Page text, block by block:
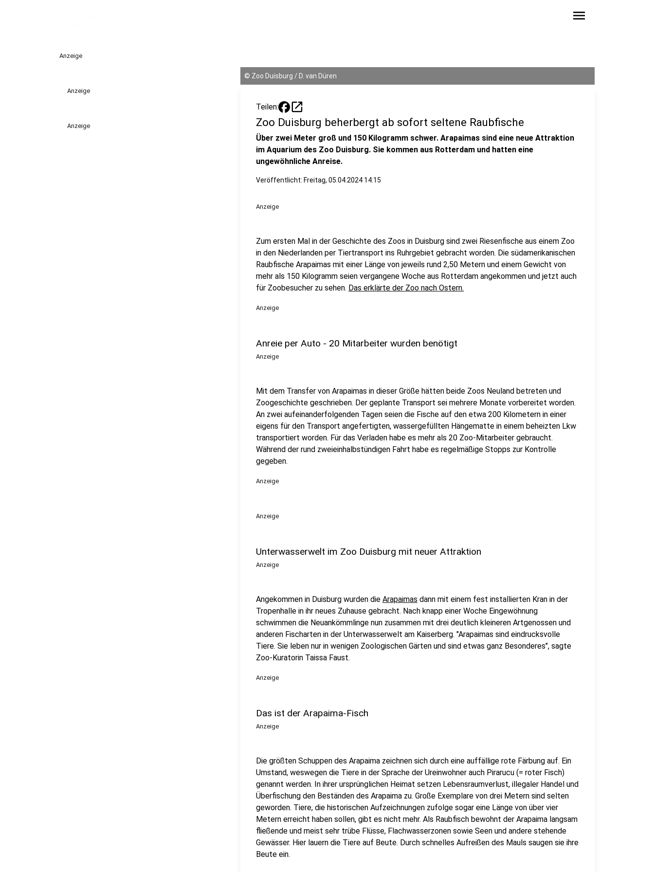
menu
Anzeige
Anzeige
Anzeige
© Zoo Duisburg / D. van Düren
Teilen: open_in_new
Zoo Duisburg beherbergt ab sofort seltene Raubfische
Über zwei Meter groß und 150 Kilogramm schwer. Arapaimas sind eine neue Attraktion
im Aquarium des Zoo Duisburg. Sie kommen aus Rotterdam und hatten eine
ungewöhnliche Anreise.
Veröffentlicht: Freitag, 05.04.2024 14:15
Anzeige
Zum ersten Mal in der Geschichte des Zoos in Duisburg sind zwei Riesenfische aus einem Zoo
in den Niederlanden per Tiertransport ins Ruhrgebiet gebracht worden. Die südamerikanischen
Raubfische Arapaimas mit einer Länge von jeweils rund 2,50 Metern und einem Gewicht von
mehr als 150 Kilogramm seien vergangene Woche aus Rotterdam angekommen und jetzt auch
für Zoobesucher zu sehen. Das erklärte der Zoo nach Ostern.
Anzeige
Anreie per Auto - 20 Mitarbeiter wurden benötigt
Anzeige
Mit dem Transfer von Arapaimas in dieser Größe hätten beide Zoos Neuland betreten und
Zoogeschichte geschrieben. Der geplante Transport sei mehrere Monate vorbereitet worden.
An zwei aufeinanderfolgenden Tagen seien die Fische auf den etwa 200 Kilometern in einer
eigens für den Transport angefertigten, wassergefüllten Hängematte in einem beheizten Lkw
transportiert worden. Für das Verladen habe es mehr als 20 Zoo-Mitarbeiter gebraucht.
Während der rund zweieinhalbstündigen Fahrt habe es regelmäßige Stopps zur Kontrolle
gegeben.
Anzeige
Anzeige
Unterwasserwelt im Zoo Duisburg mit neuer Attraktion
Anzeige
Angekommen in Duisburg wurden die Arapaimas dann mit einem fest installierten Kran in der
Tropenhalle in ihr neues Zuhause gebracht. Nach knapp einer Woche Eingewöhnung
schwimmen die Neuankömmlinge nun zusammen mit drei deutlich kleineren Artgenossen und
anderen Fischarten in der Unterwasserwelt am Kaiserberg. "Arapaimas sind eindrucksvolle
Tiere. Sie leben nur in wenigen Zoologischen Gärten und sind etwas ganz Besonderes", sagte
Zoo-Kuratorin Taissa Faust.
Anzeige
Das ist der Arapaima-Fisch
Anzeige
Die größten Schuppen des Arapaima zeichnen sich durch eine auffällige rote Färbung auf. Ein
Umstand, weswegen die Tiere in der Sprache der Ureinwohner auch Pirarucu (= roter Fisch)
genannt werden. In ihrer ursprünglichen Heimat setzen Lebensraumverlust, illegaler Handel und
Überfischung den Beständen des Arapaima zu. Große Exemplare von drei Metern sind selten
geworden. Tiere, die historischen Aufzeichnungen zufolge sogar eine Länge von über vier
Metern erreicht haben sollen, gibt es nicht mehr. Als Raubfisch bewohnt der Arapaima langsam
fließende und meist sehr trübe Flüsse, Flachwasserzonen sowie Seen und andere stehende
Gewässer. Hier lauern die Tiere auf Beute. Durch schnelles Aufreißen des Mauls saugen sie ihre
Beute ein.